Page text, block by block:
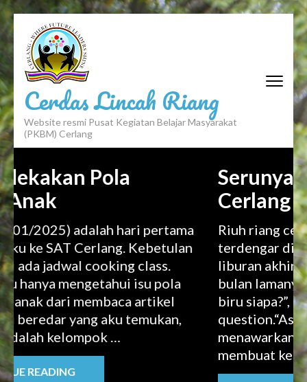
Cerdas Lincah Riang
Website resmi Pusat Kegiatan Belajar Masyarakat
(PKBM) Cerlang
Pola
hari pertama
Cerlang. Kebetulan
cooking class.
isu pola
membaca artikel
aku temukan,
…
Serunya
Cerlang
Riuh riang celoteh anak-
terdengar di Cerlang
liburan akhir semester
bulan lamanya. “Dari
biru siapa?”, Bu Ninda
question.“Aska”, jawab
menawarkan diri. Kakak-
membuat kesepakatan …